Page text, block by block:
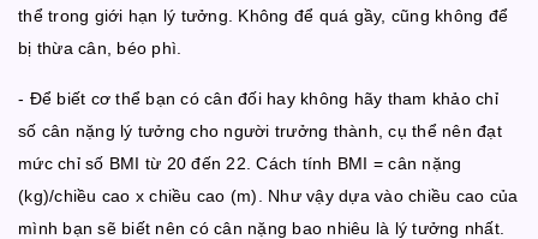
thể trong giới hạn lý tưởng. Không để quá gầy, cũng không để
bị thừa cân, béo phì.
- Để biết cơ thể bạn có cân đối hay không hãy tham khảo chỉ
số cân nặng lý tưởng cho người trưởng thành, cụ thể nên đạt
mức chỉ số BMI từ 20 đến 22. Cách tính BMI = cân nặng
(kg)/chiều cao x chiều cao (m). Như vậy dựa vào chiều cao của
mình bạn sẽ biết nên có cân nặng bao nhiêu là lý tưởng nhất.